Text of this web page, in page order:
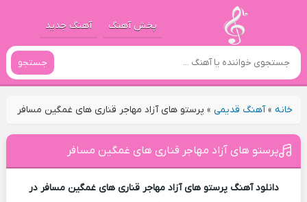
پخش آهنگ آهنگ جدید
جستجو
خانه»آهنگ قدیمی» پرستو های آزاد مهاجر قناری های غمگین مسافر
پرستو های آزاد مهاجر قناری های غمگین مسافر
دانلود آهنگ پرستو های آزاد مهاجر قناری های غمگین مسافر در